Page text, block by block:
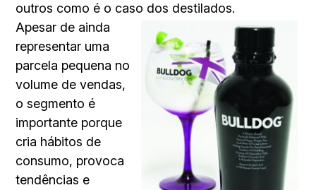
outros como é o caso dos destilados.
Apesar de ainda
representar uma
parcela pequena no
volume de vendas,
o segmento é
importante porque
cria hábitos de
consumo, provoca
tendências e